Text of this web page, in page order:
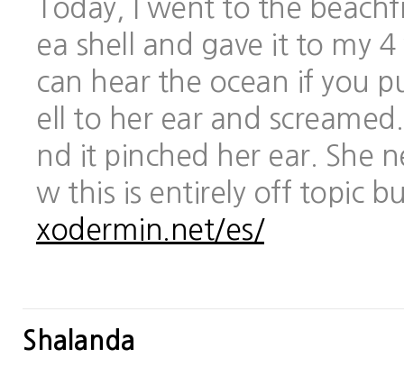
Today, I went to the
ea shell and gave it to my
can hear the ocean if you
ell to her ear and
nd it pinched her ear. She
w this is entirely off topic
xodermin.net/es/
Shalanda